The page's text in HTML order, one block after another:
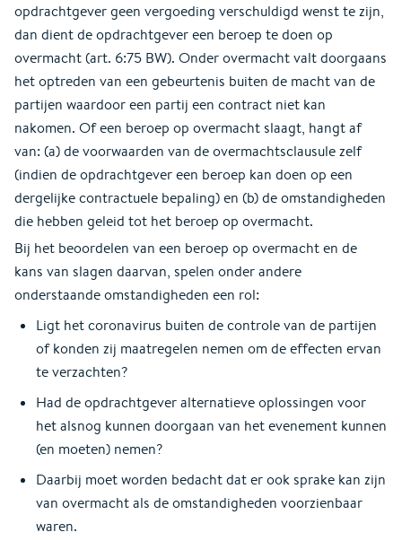
opdrachtgever geen vergoeding verschuldigd wenst te zijn,
dan dient de opdrachtgever een beroep te doen op
overmacht (art. 6:75 BW). Onder overmacht valt doorgaans
het optreden van een gebeurtenis buiten de macht van de
partijen waardoor een partij een contract niet kan
nakomen. Of een beroep op overmacht slaagt, hangt af
van: (a) de voorwaarden van de overmachtsclausule zelf
(indien de opdrachtgever een beroep kan doen op een
dergelijke contractuele bepaling) en (b) de omstandigheden
die hebben geleid tot het beroep op overmacht.
Bij het beoordelen van een beroep op overmacht en de
kans van slagen daarvan, spelen onder andere
onderstaande omstandigheden een rol:
Ligt het coronavirus buiten de controle van de partijen
of konden zij maatregelen nemen om de effecten ervan
te verzachten?
Had de opdrachtgever alternatieve oplossingen voor
het alsnog kunnen doorgaan van het evenement kunnen
(en moeten) nemen?
Daarbij moet worden bedacht dat er ook sprake kan zijn
van overmacht als de omstandigheden voorzienbaar
waren.